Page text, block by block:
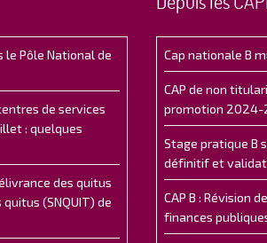
le Pôle National de
de services
: quelques
des quitus
(SNQUIT) de
Cap nationale B
CAP de non
promotion 2024-
Stage pratique B
définitif et
CAP B : Révision
finances